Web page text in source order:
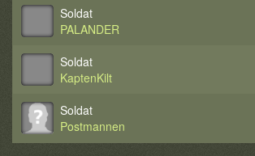
Soldat
PALANDER
Soldat
KaptenKilt
Soldat
Postmannen